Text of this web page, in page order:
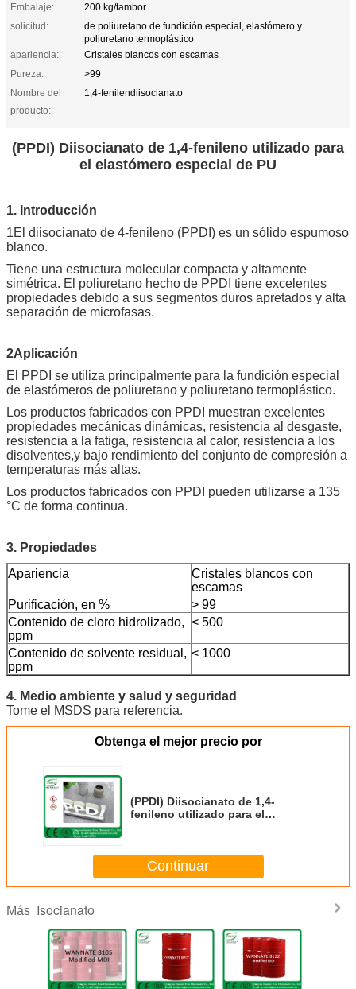
Embalaje:
200 kg/tambor
solicitud:
de poliuretano de fundición especial, elastómero y
poliuretano termoplástico
apariencia:
Cristales blancos con escamas
Pureza:
>99
Nombre del
producto:
1,4-fenilendiisocianato
(PPDI) Diisocianato de 1,4-fenileno utilizado para
el elastómero especial de PU
1. Introducción
1El diisocianato de 4-fenileno (PPDI) es un sólido espumoso
blanco.
Tiene una estructura molecular compacta y altamente
simétrica. El poliuretano hecho de PPDI tiene excelentes
propiedades debido a sus segmentos duros apretados y alta
separación de microfasas.
2Aplicación
El PPDI se utiliza principalmente para la fundición especial
de elastómeros de poliuretano y poliuretano termoplástico.
Los productos fabricados con PPDI muestran excelentes
propiedades mecánicas dinámicas, resistencia al desgaste,
resistencia a la fatiga, resistencia al calor, resistencia a los
disolventes,y bajo rendimiento del conjunto de compresión a
temperaturas más altas.
Los productos fabricados con PPDI pueden utilizarse a 135
°C de forma continua.
3. Propiedades
Apariencia
Cristales blancos con
escamas
Purificación, en %
> 99
Contenido de cloro hidrolizado,
ppm
< 500
Contenido de solvente residual,
ppm
< 1000
4. Medio ambiente y salud y seguridad
Tome el MSDS para referencia.
Obtenga el mejor precio por
(PPDI) Diisocianato de 1,4-
fenileno utilizado para el
Continuar
Más Isocianato